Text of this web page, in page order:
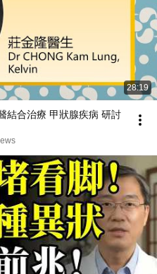
28:19
結合治療 甲狀腺疾病 研討